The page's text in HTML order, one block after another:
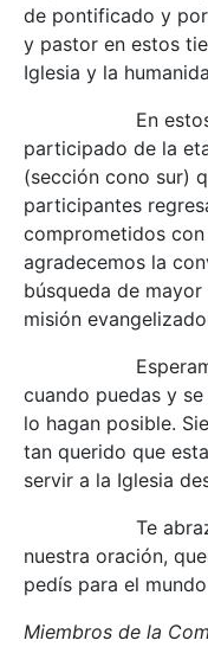
de pontificado y
y pastor en estos
Iglesia y la
En estos días,
participado de la
(sección cono sur)
participantes
comprometidos
agradecemos la
búsqueda de
misión
Esperamos
cuando puedas y
lo hagan posible.
tan querido que
servir a la Iglesia
Te
nuestra oración,
pedís para el
Miembros de la